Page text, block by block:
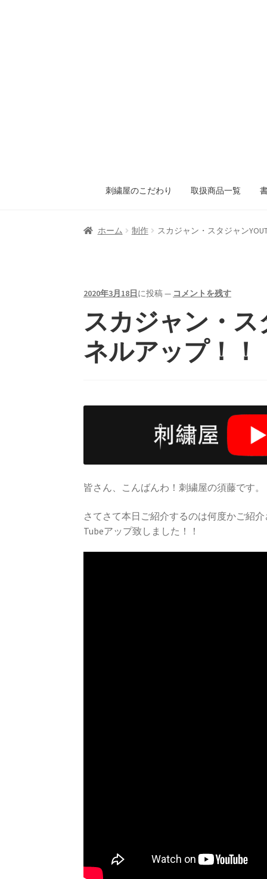
刺繍屋のこだわり 取扱商品一覧
ホーム 制作 スカジャン・スタジャン
2020年3月18日 に投稿— コメントを残す
スカジャン・ス
ネルアップ！！
皆さん、こんばんわ！刺繍屋の須藤です。
さてさて本日ご紹介するのは何度かご紹
Tubeアップ致しました！！